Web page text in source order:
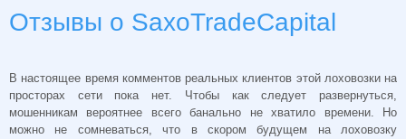
Отзывы о SaxoTradeCapital
В настоящее время комментов реальных клиентов этой лоховозки на
просторах сети пока нет. Чтобы как следует развернуться,
мошенникам вероятнее всего банально не хватило времени. Но
можно не сомневаться, что в скором будущем на лоховозку